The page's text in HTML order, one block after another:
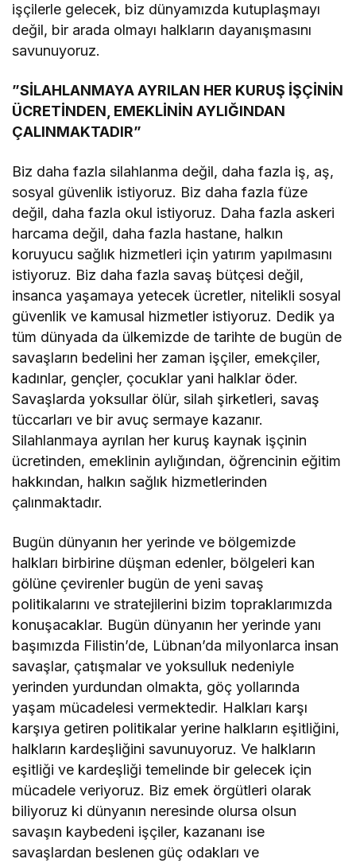
işçilerle gelecek, biz dünyamızda kutuplaşmayı
değil, bir arada olmayı halkların dayanışmasını
savunuyoruz.
​”SİLAHLANMAYA AYRILAN HER KURUŞ İŞÇİNİN
ÜCRETİNDEN, EMEKLİNİN AYLIĞINDAN
ÇALINMAKTADIR”
Biz daha fazla silahlanma değil, daha fazla iş, aş,
sosyal güvenlik istiyoruz. Biz daha fazla füze
değil, daha fazla okul istiyoruz. Daha fazla askeri
harcama değil, daha fazla hastane, halkın
koruyucu sağlık hizmetleri için yatırım yapılmasını
istiyoruz. Biz daha fazla savaş bütçesi değil,
insanca yaşamaya yetecek ücretler, nitelikli sosyal
güvenlik ve kamusal hizmetler istiyoruz. Dedik ya
tüm dünyada da ülkemizde de tarihte de bugün de
savaşların bedelini her zaman işçiler, emekçiler,
kadınlar, gençler, çocuklar yani halklar öder.
Savaşlarda yoksullar ölür, silah şirketleri, savaş
tüccarları ve bir avuç sermaye kazanır.
Silahlanmaya ayrılan her kuruş kaynak işçinin
ücretinden, emeklinin aylığından, öğrencinin eğitim
hakkından, halkın sağlık hizmetlerinden
çalınmaktadır.
​Bugün dünyanın her yerinde ve bölgemizde
halkları birbirine düşman edenler, bölgeleri kan
gölüne çevirenler bugün de yeni savaş
politikalarını ve stratejilerini bizim topraklarımızda
konuşacaklar. Bugün dünyanın her yerinde yanı
başımızda Filistin’de, Lübnan’da milyonlarca insan
savaşlar, çatışmalar ve yoksulluk nedeniyle
yerinden yurdundan olmakta, göç yollarında
yaşam mücadelesi vermektedir. Halkları karşı
karşıya getiren politikalar yerine halkların eşitliğini,
halkların kardeşliğini savunuyoruz. Ve halkların
eşitliği ve kardeşliği temelinde bir gelecek için
mücadele veriyoruz. Biz emek örgütleri olarak
biliyoruz ki dünyanın neresinde olursa olsun
savaşın kaybedeni işçiler, kazananı ise
savaşlardan beslenen güç odakları ve